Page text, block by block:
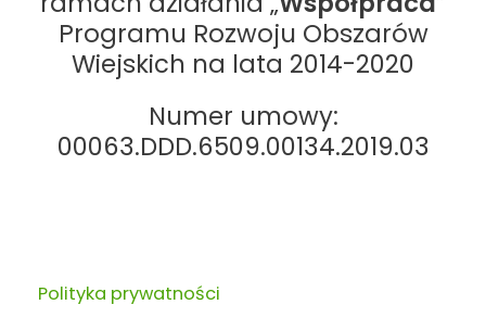
Programu Rozwoju Obszarów
Wiejskich na lata 2014-2020
Numer umowy:
00063.DDD.6509.00134.2019.03
Polityka prywatności